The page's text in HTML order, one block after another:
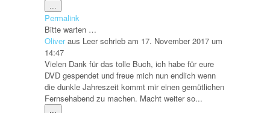
Metabox
ein-/ausblenden.
Permalink
Bitte warten …
Oliver aus Leer schrieb am 17. November 2017 um
14:47
Vielen Dank für das tolle Buch, ich habe für eure
DVD gespendet und freue mich nun endlich wenn
die dunkle Jahreszeit kommt mir einen gemütlichen
Fernsehabend zu machen. Macht weiter so...